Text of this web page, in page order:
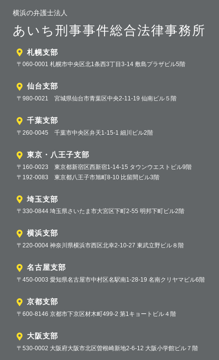
横浜の弁護士法人
あいち刑事事件総合法律事務所
札幌支部
〒060-0001 札幌市中央区北1条西3丁目3-14 敷島プラザビル5階
仙台支部
〒980-0021 宮城県仙台市青葉区中央2-11-19 仙南ビル５階
千葉支部
〒260-0045 千葉市中央区弁天1-15-1 細川ビル2階
東京・八王子支部
〒160-0023 東京都新宿区西新宿1-14-15 タウンウエストビル9階
〒192-0083 東京都八王子市旭町8-10 比留間ビル3階
埼玉支部
〒330-0844 埼玉県さいたま市大宮区下町2-55 明邦下町ビル2階
横浜支部
〒220-0004 神奈川県横浜市西区北幸2-10-27 東武立野ビル８階
名古屋支部
〒450-0003 愛知県名古屋市中村区名駅南1-28-19 名南クリヤマビル6階
京都支部
〒600-8146 京都市下京区材木町499-2 第1キョートビル４階
大阪支部
〒530-0002 大阪府大阪市北区曽根崎新地2-6-12 大阪小学館ビル７階